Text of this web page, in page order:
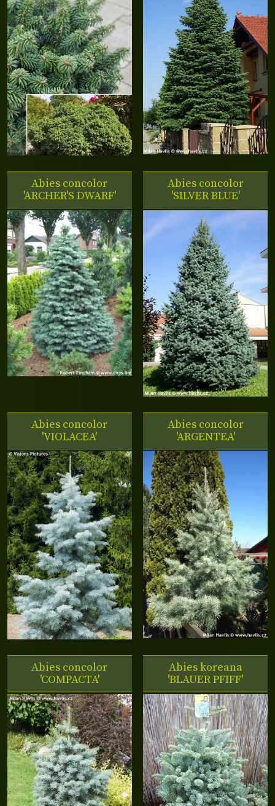
Abies concolor
'ARCHER'S DWARF'
Abies concolor
'SILVER BLUE'
Abies concolor
'VIOLACEA'
Abies concolor
'ARGENTEA'
Abies concolor
'COMPACTA'
Abies koreana
'BLAUER PFIFF'